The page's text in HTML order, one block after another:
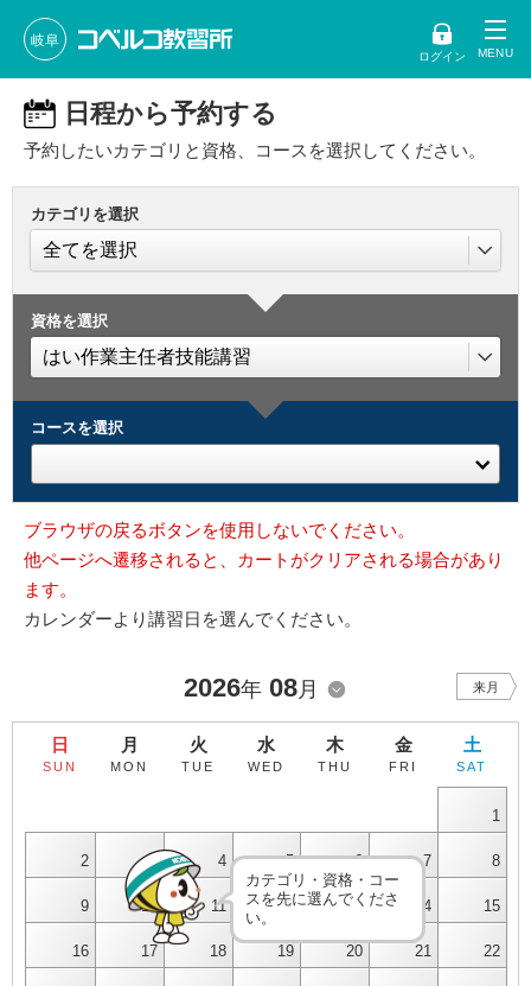
岐阜
ログイン
日程から予約する
予約したいカテゴリと資格、コースを選択してください。
カテゴリを選択
資格を選択
コースを選択
ブラウザの戻るボタンを使用しないでください。
他ページへ遷移されると、カートがクリアされる場合があり
ます。
カレンダーより講習日を選んでください。
2026年 08月 来月
日
SUN
月
MON
火
TUE
水
WED
木
THU
金
FRI
土
SAT
1
2 3 4 5 6 7 8
9 10 11 12 13 14 15
16 17 18 19 20 21 22
カテゴリ・資格・コー
スを先に選んでくださ
い。